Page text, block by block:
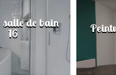
salle de bain
16